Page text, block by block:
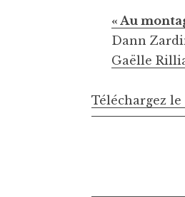
« Au
Dann
Gaëlle
Téléchargez